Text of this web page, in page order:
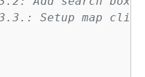
Setup map